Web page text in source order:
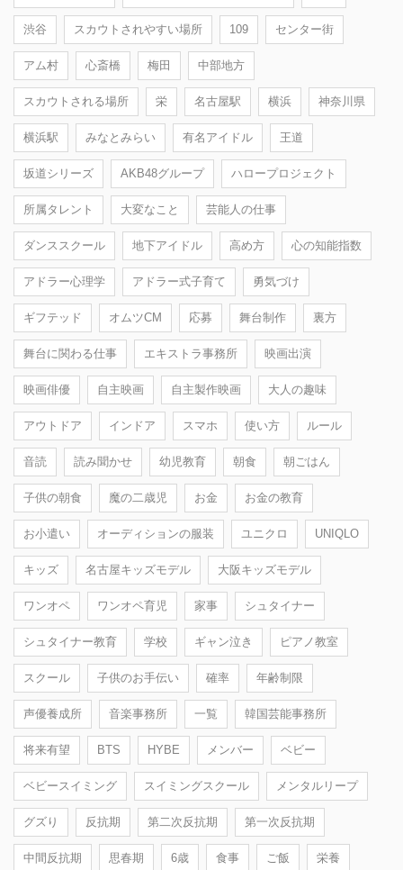
渋谷 スカウトされやすい場所 109 センター街
アム村 心斎橋 梅田 中部地方
スカウトされる場所 栄 名古屋駅 横浜 神奈川県
横浜駅 みなとみらい 有名アイドル 王道
坂道シリーズ AKB48グループ ハロープロジェクト
所属タレント 大変なこと 芸能人の仕事
ダンススクール 地下アイドル 高め方 心の知能指数
アドラー心理学 アドラー式子育て 勇気づけ
ギフテッド オムツCM 応募 舞台制作 裏方
舞台に関わる仕事 エキストラ事務所 映画出演
映画俳優 自主映画 自主製作映画 大人の趣味
アウトドア インドア スマホ 使い方 ルール
音読 読み聞かせ 幼児教育 朝食 朝ごはん
子供の朝食 魔の二歳児 お金 お金の教育
お小遣い オーディションの服装 ユニクロ UNIQLO
キッズ 名古屋キッズモデル 大阪キッズモデル
ワンオペ ワンオペ育児 家事 シュタイナー
シュタイナー教育 学校 ギャン泣き ピアノ教室
スクール 子供のお手伝い 確率 年齢制限
声優養成所 音楽事務所 一覧 韓国芸能事務所
将来有望 BTS HYBE メンバー ベビー
ベビースイミング スイミングスクール メンタルリープ
グズり 反抗期 第二次反抗期 第一次反抗期
中間反抗期 思春期 6歳 食事 ご飯 栄養